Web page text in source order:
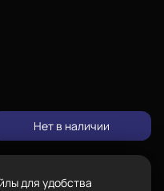
Нет в наличии
для удобства